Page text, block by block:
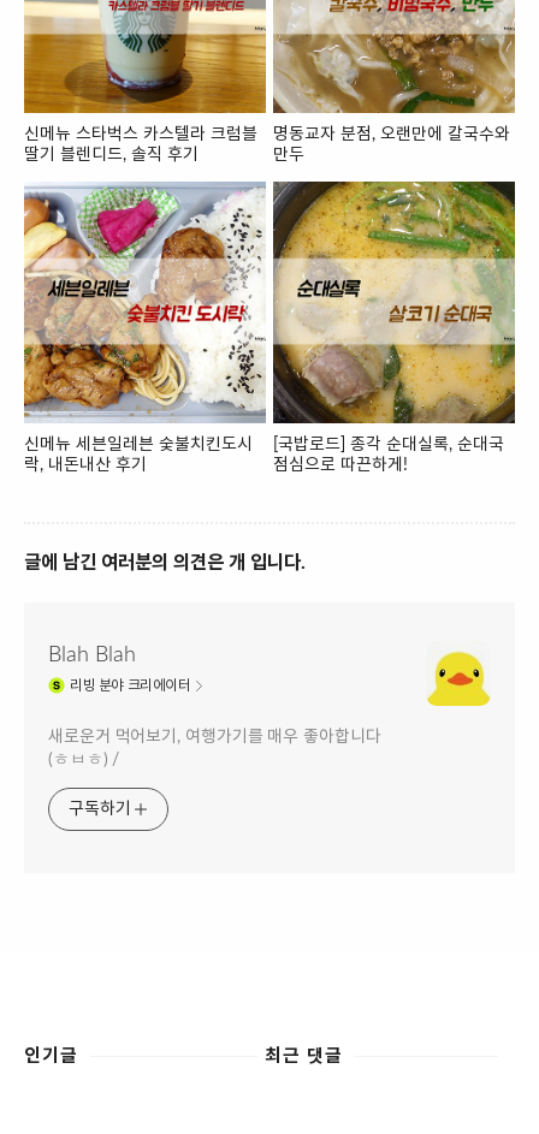
신메뉴 스타벅스 카스텔라 크럼블
딸기 블렌디드, 솔직 후기
명동교자 분점, 오랜만에 칼국수와
만두
신메뉴 세븐일레븐 숯불치킨도시
락, 내돈내산 후기
[국밥로드] 종각 순대실록, 순대국
점심으로 따끈하게!
글에 남긴 여러분의 의견은 개 입니다.
Blah Blah
리빙 분야 크리에이터
새로운거 먹어보기, 여행가기를 매우 좋아합니다
(ㅎㅂㅎ) /
구독하기
인기글 최근 댓글